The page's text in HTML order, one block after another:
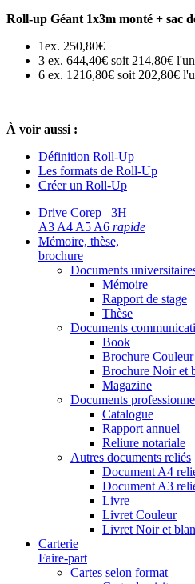
Roll-up Géant 1x3m monté + sac
1ex. 250,80€
3 ex. 644,40€ soit 214,80€
6 ex. 1216,80€ soit 202,80€
À voir aussi :
Définition Roll-Up
Les formats de Roll-Up
Créer un Roll-Up
Drive Corep 3H
A3 A4 A5 A6 rapide
Mémoire, thèse,
brochure
Documents
Mémoire
Rapport de stage
Thèse
Documents
Book
Brochure Couleur
Brochure Noir et
Magazine
Documents
Catalogue
Rapport annuel
Reliure notariale
Autres documents reliés
Document A4
Document A3
Livre
Livret Couleur
Livret Noir et
Carterie
Faire-part
Cartes selon format